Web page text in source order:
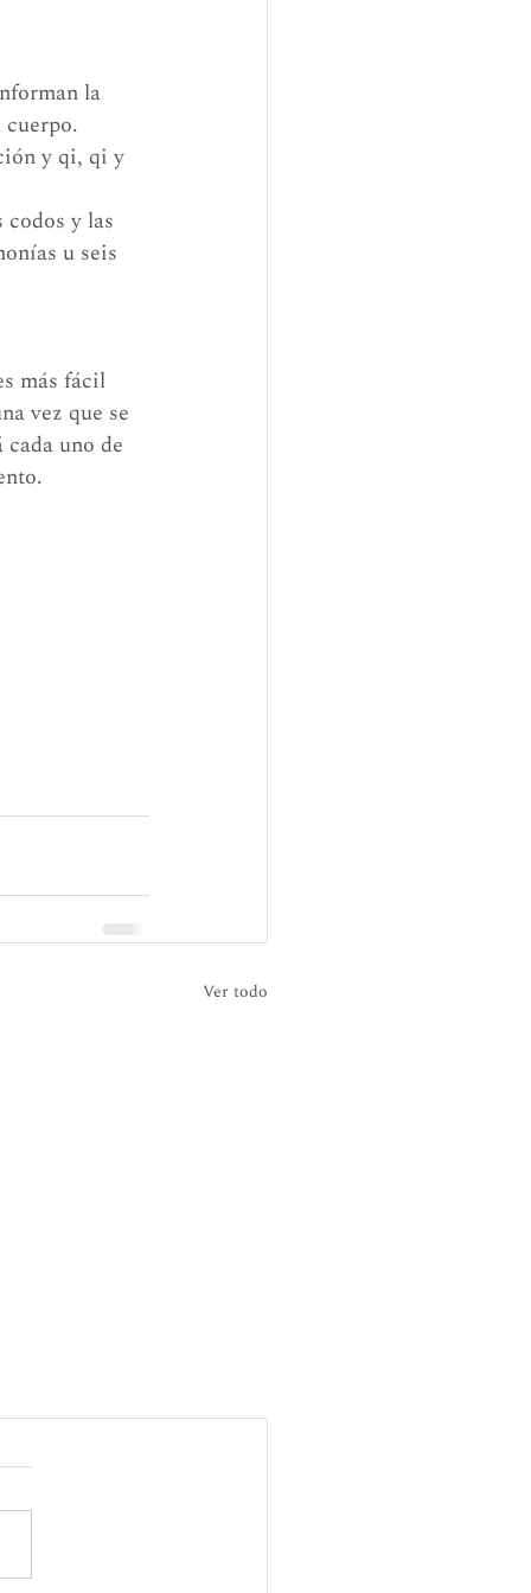
la
y qi, qi y
y las
u seis
más fácil
vez que se
uno de
Ver todo